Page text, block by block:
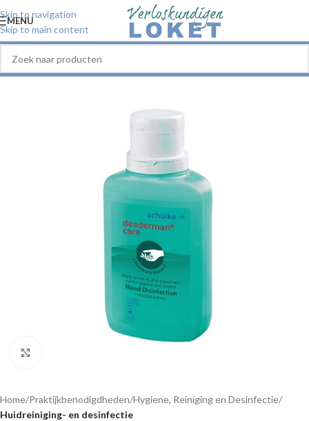
Skip to navigation
Skip to main content
MENU
Home Praktijkbenodigdheden Hygiene, Reiniging en Desinfectie
Huidreiniging- en desinfectie